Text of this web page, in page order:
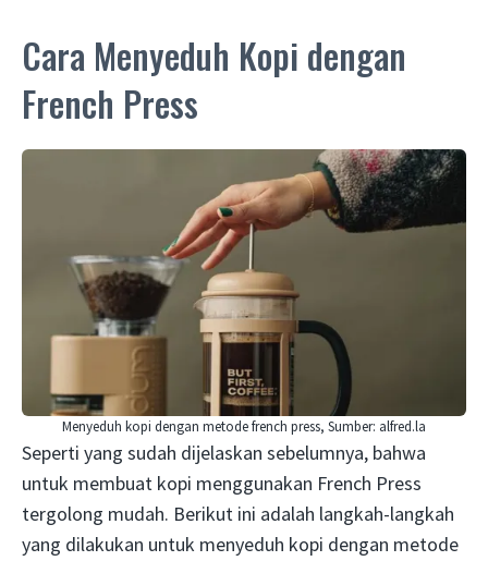
Cara Menyeduh Kopi dengan
French Press
Menyeduh kopi dengan metode french press, Sumber: alfred.la
Seperti yang sudah dijelaskan sebelumnya, bahwa
untuk membuat kopi menggunakan French Press
tergolong mudah. Berikut ini adalah langkah-langkah
yang dilakukan untuk menyeduh kopi dengan metode